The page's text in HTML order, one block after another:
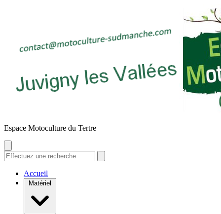
Espace Motoculture du Tertre
Accueil
Matériel